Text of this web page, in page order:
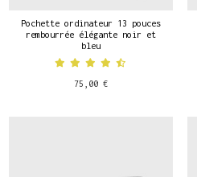
Pochette ordinateur 13 pouces
rembourrée élégante noir et
bleu
75,00 €